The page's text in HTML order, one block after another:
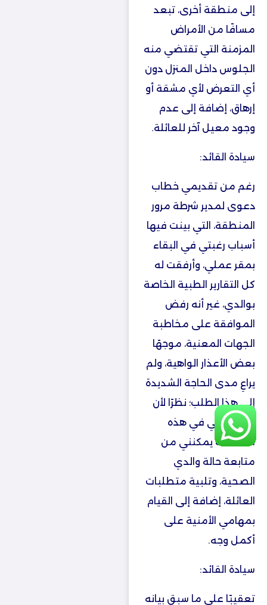
إلى منطقة أخرى، تبعد
مسافًا من الأمراض
المزمنة التي تقتضي منه
الجلوس داخل المنزل دون
أي التعرض لأي مشقة أو
إرهاق، إضافة إلى عدم
وجود معيل آخر للعائلة.
سيادة القائد:
رغم من تقديمي خطاب
دعوى لمدير شرطة مرور
المنطقة، التي بينت فيها
أسباب رغبتي في البقاء
بمقر عملي، وأرفقت له
كل التقارير الطبية الخاصة
بوالدي، غير أنه رفض
الموافقة على مخاطبة
الجهات المعنية، موجهًا
بعض الأعذار الواهية، ولم
يراعِ مدى الحاجة الشديدة
إلى هذا الطلب؛ نظرًا لأن
بقاء عملي في هذه
المنطقة يمكنني من
متابعة حالة والدي
الصحية، وتلبية متطلبات
العائلة، إضافة إلى القيام
بمهامي الأمنية على
أكمل وجه.
سيادة القائد:
تعقيبًا على ما سبق بيانه